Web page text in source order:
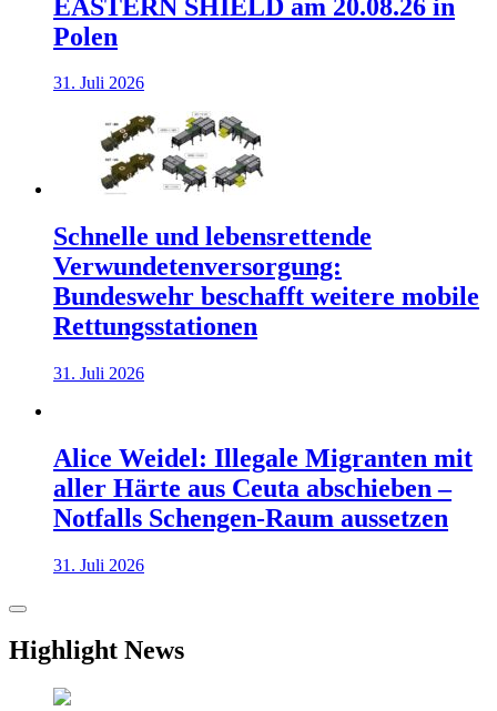
EASTERN SHIELD am 20.08.26 in
Polen
31. Juli 2026
Schnelle und lebensrettende
Verwundetenversorgung:
Bundeswehr beschafft weitere mobile
Rettungsstationen
31. Juli 2026
Alice Weidel: Illegale Migranten mit
aller Härte aus Ceuta abschieben –
Notfalls Schengen-Raum aussetzen
31. Juli 2026
Highlight News